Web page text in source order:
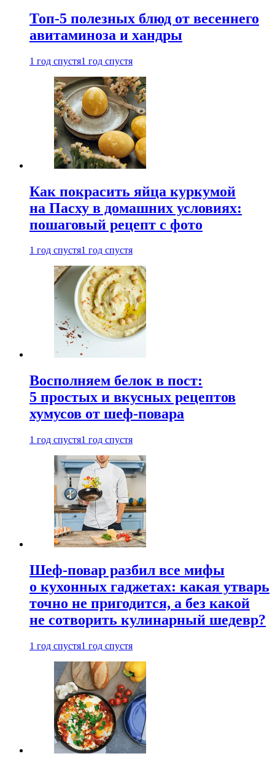
Топ-5 полезных блюд от весеннего
авитаминоза и хандры
1 год спустя1 год спустя
Как покрасить яйца куркумой
на Пасху в домашних условиях:
пошаговый рецепт с фото
1 год спустя1 год спустя
Восполняем белок в пост:
5 простых и вкусных рецептов
хумусов от шеф-повара
1 год спустя1 год спустя
Шеф-повар разбил все мифы
о кухонных гаджетах: какая утварь
точно не пригодится, а без какой
не сотворить кулинарный шедевр?
1 год спустя1 год спустя